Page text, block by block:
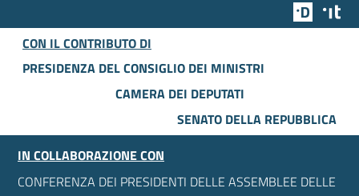
Team
CON IL CONTRIBUTO DI
PRESIDENZA DEL CONSIGLIO DEI MINISTRI
CAMERA DEI DEPUTATI
SENATO DELLA REPUBBLICA
IN COLLABORAZIONE CON
CONFERENZA DEI PRESIDENTI DELLE ASSEMBLEE DELLE